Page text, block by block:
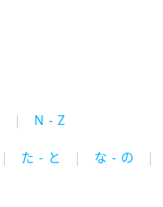
N - Z
た - と な - の